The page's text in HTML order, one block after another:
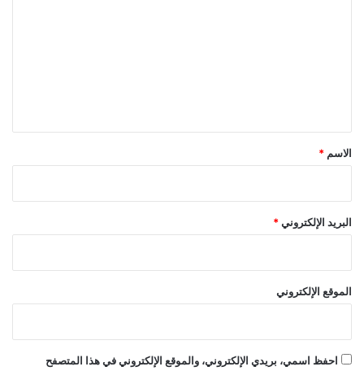
*
الاسم *
البريد الإلكتروني*
الموقع الإلكتروني
احفظ اسمي، بريدي الإلكتروني، والموقع الإلكتروني في هذا المتصفح